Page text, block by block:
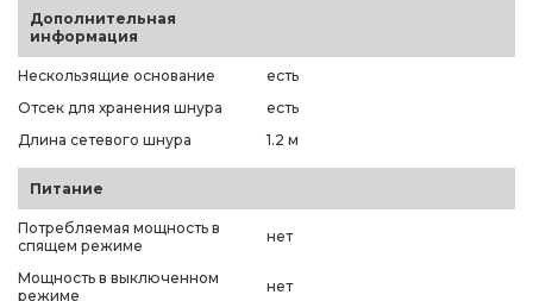
Дополнительная
информация
Нескользящие основание
есть
Отсек для хранения шнура
есть
Длина сетевого шнура
1.2 м
Питание
Потребляемая мощность в
спящем режиме
нет
Мощность в выключенном
режиме
нет